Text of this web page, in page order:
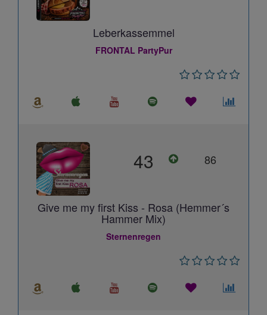
Leberkassemmel
FRONTAL PartyPur
43 86
Give me my first Kiss - Rosa (Hemmer´s
Hammer Mix)
Sternenregen